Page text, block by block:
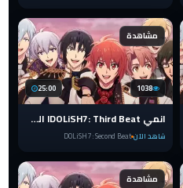
مشاهدة
25:00 1038
انمي IDOLiSH7: Third Beat الضربة الثالثة الحلقة 3 مترجمة
شاهد الآنDOLiSH7 : Second Beat
مشاهدة